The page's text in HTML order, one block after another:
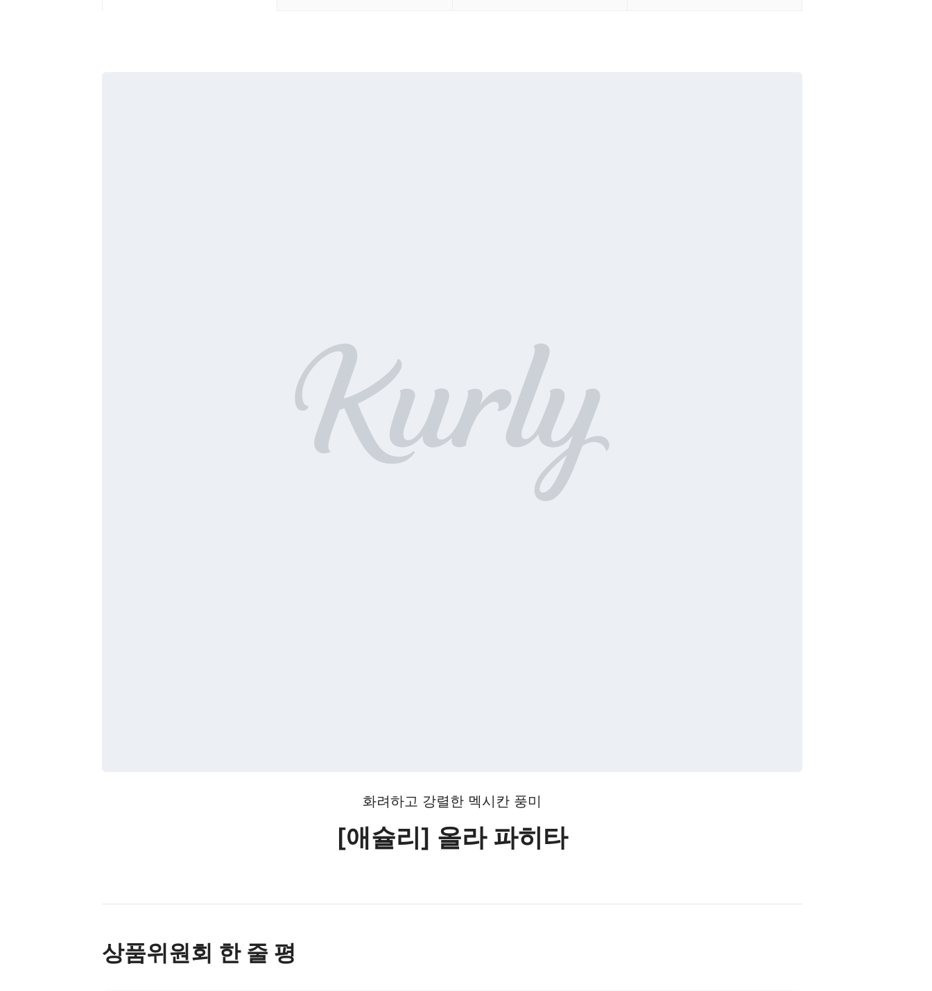
화려하고 강렬한 멕시칸 풍미
[애슐리] 올라 파히타
상품위원회 한 줄 평